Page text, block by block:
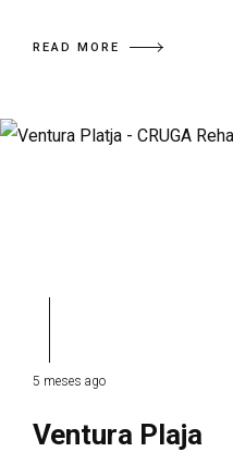
READ MORE
5 meses ago
Ventura Plaja